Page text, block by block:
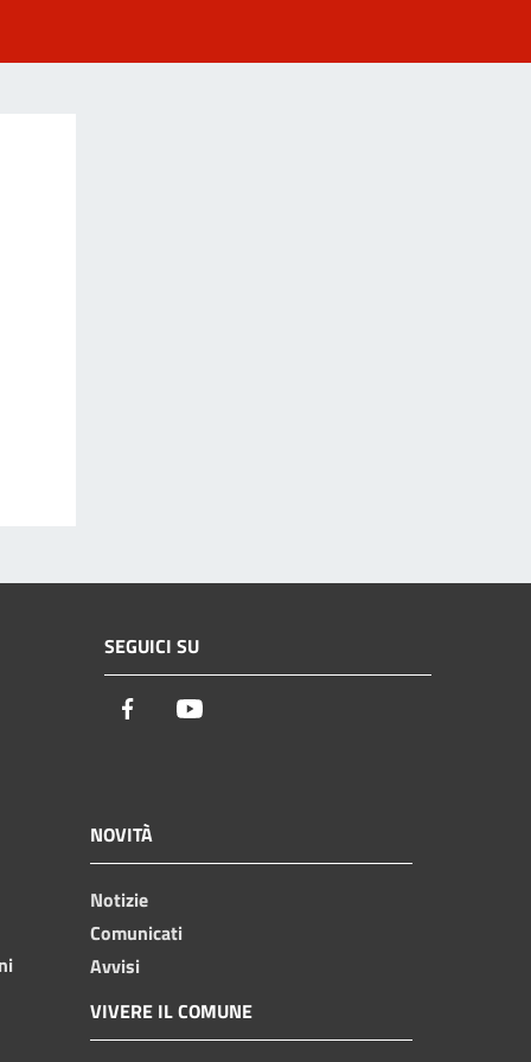
SEGUICI SU
Facebook
NOVITÀ
Notizie
Comunicati
Avvisi
VIVERE IL COMUNE